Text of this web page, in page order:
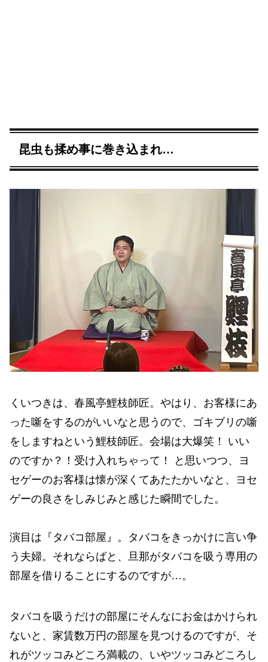
昆虫も揉め事に巻き込まれ…
くいつきは、春風亭鯉枝師匠。やはり、お客様にあ
った噺をするのがいいなと思うので、ゴキブリの噺
をしますねという鯉枝師匠。会場は大爆笑！ いい
のですか？！受け入れちゃって！ と思いつつ、ヨ
セゲーのお客様は懐が深くてあたたかいなと、ヨセ
ゲーの良さをしみじみと感じた瞬間でした。
演目は『タバコ部屋』。タバコをきっかけに言い争
う夫婦。それならばと、旦那がタバコを吸う専用の
部屋を借りることにするのですが…。
タバコを吸うだけの部屋にそんなにお金はかけられ
ないと、家賃数万円の部屋を見つけるのですが、そ
れがツッコみどころ満載の、いやツッコみどころし